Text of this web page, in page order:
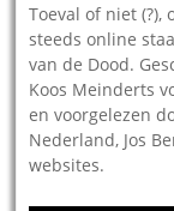
Toeval of niet
steeds online
van de Dood.
Koos Meinderts
en voorgelezen
Nederland, Jos
websites.